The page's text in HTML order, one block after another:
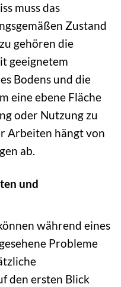
muss das
Zustand
gehören die
geeignetem
Bodens und die
eine ebene Fläche
oder Nutzung zu
Arbeiten hängt von
ab.
und
während eines
Probleme
den ersten Blick